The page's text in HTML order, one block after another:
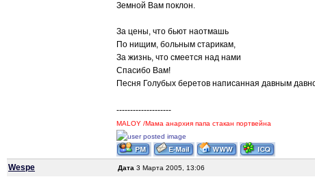
Земной Вам поклон.
За цены, что бьют наотмашь
По нищим, больным старикам,
За жизнь, что смеется над нами
Спасибо Вам!
Песня Голубых беретов написанная давным
--------------------
MALOY /Мама анархия папа стакан портвейна
Wespe
Дата 3 Марта 2005, 13:06